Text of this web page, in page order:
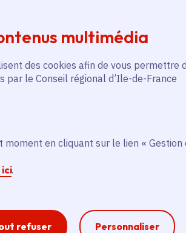
multimédia
des cookies afin de vous permettre
par le Conseil régional d’Ile-de-France
en cliquant sur le lien « Gestion
ici.
refuser Personnaliser
spontanée » pour qu'il soit en
de page. Redescendez au
siège ou lycées et votre
stagiaire) et candidatez.
ou dans les lycées, avant de
Plus d'infos.
en utilisant le formulaire